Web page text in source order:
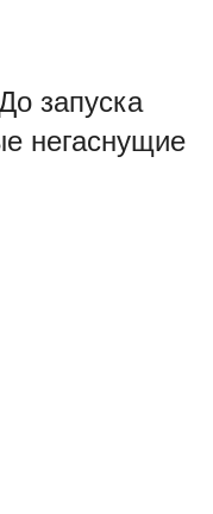
запуска
негаснущие